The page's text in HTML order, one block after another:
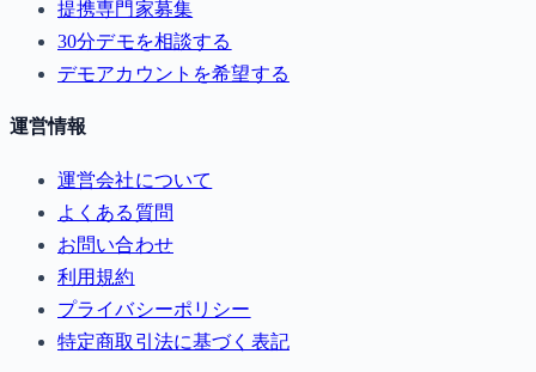
提携専門家募集
30分デモを相談する
デモアカウントを希望する
運営情報
運営会社について
よくある質問
お問い合わせ
利用規約
プライバシーポリシー
特定商取引法に基づく表記